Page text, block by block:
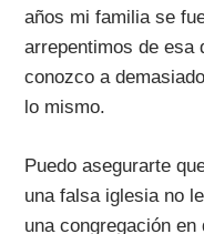
años mi familia se
arrepentimos de esa
conozco a
lo mismo.
Puedo asegurarte
una falsa iglesia no
una congregación